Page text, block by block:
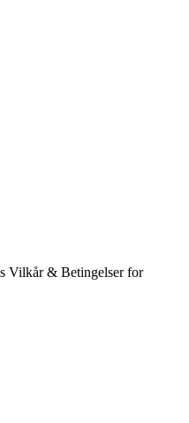
Vilkår & Betingelser for